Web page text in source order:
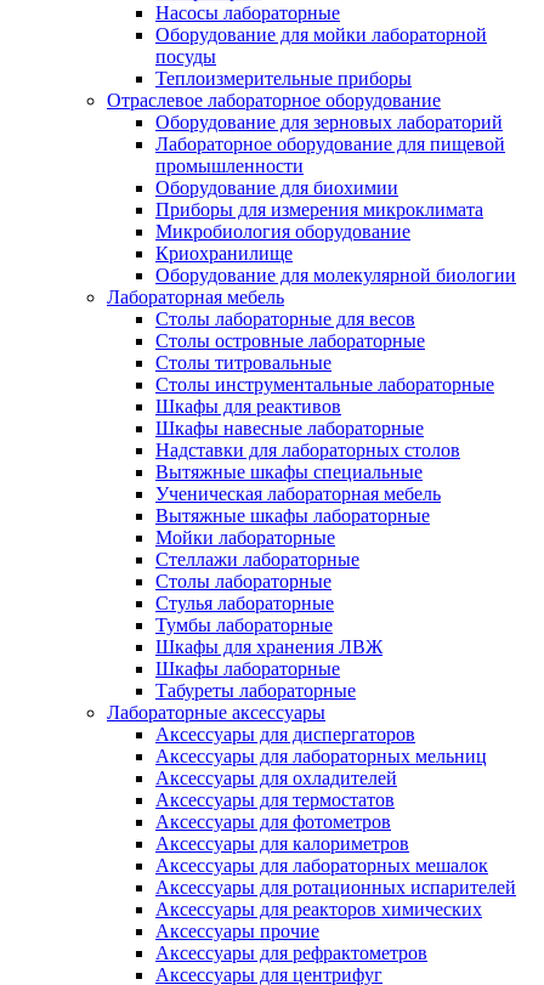
Насосы лабораторные
Оборудование для мойки лабораторной
посуды
Теплоизмерительные приборы
Отраслевое лабораторное оборудование
Оборудование для зерновых лабораторий
Лабораторное оборудование для пищевой
промышленности
Оборудование для биохимии
Приборы для измерения микроклимата
Микробиология оборудование
Криохранилище
Оборудование для молекулярной биологии
Лабораторная мебель
Столы лабораторные для весов
Столы островные лабораторные
Столы титровальные
Столы инструментальные лабораторные
Шкафы для реактивов
Шкафы навесные лабораторные
Надставки для лабораторных столов
Вытяжные шкафы специальные
Ученическая лабораторная мебель
Вытяжные шкафы лабораторные
Мойки лабораторные
Стеллажи лабораторные
Столы лабораторные
Стулья лабораторные
Тумбы лабораторные
Шкафы для хранения ЛВЖ
Шкафы лабораторные
Табуреты лабораторные
Лабораторные аксессуары
Аксессуары для диспергаторов
Аксессуары для лабораторных мельниц
Аксессуары для охладителей
Аксессуары для термостатов
Аксессуары для фотометров
Аксессуары для калориметров
Аксессуары для лабораторных мешалок
Аксессуары для ротационных испарителей
Аксессуары для реакторов химических
Аксессуары прочие
Аксессуары для рефрактометров
Аксессуары для центрифуг